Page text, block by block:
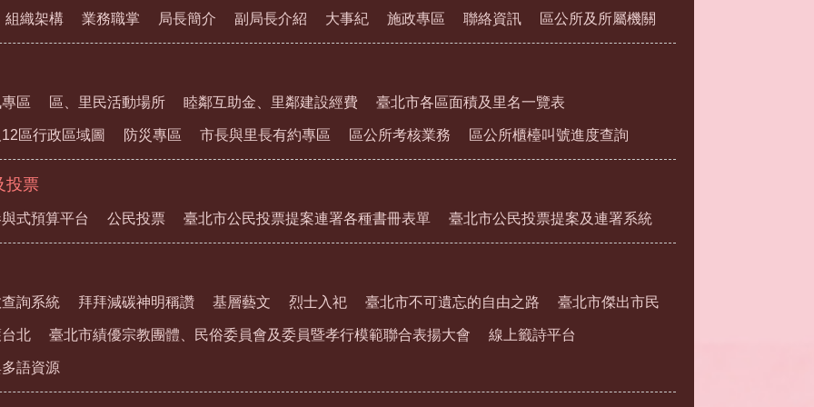
組織架構 業務職掌 局長簡介 副局長介紹 大事紀 施政專區 聯絡資訊 區公所及所屬機關
區 區、里民活動場所 睦鄰互助金、里鄰建設經費 臺北市各區面積及里名一覽表
區行政區域圖 防災專區 市長與里長有約專區 區公所考核業務 區公所櫃檯叫號進度查詢
投票
式預算平台 公民投票 臺北市公民投票提案連署各種書冊表單 臺北市公民投票提案及連署系統
詢系統 拜拜減碳神明稱讚 基層藝文 烈士入祀 臺北市不可遺忘的自由之路 臺北市傑出市民
北 臺北市績優宗教團體、民俗委員會及委員暨孝行模範聯合表揚大會 線上籤詩平台
語資源